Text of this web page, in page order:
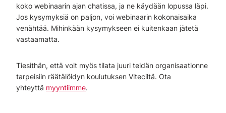
koko webinaarin ajan chatissa, ja ne käydään lopussa läpi.
Jos kysymyksiä on paljon, voi webinaarin kokonaisaika
venähtää. Mihinkään kysymykseen ei kuitenkaan jätetä
vastaamatta.
Tiesithän, että voit myös tilata juuri teidän organisaationne
tarpeisiin räätälöidyn koulutuksen Viteciltä. Ota
yhteyttä myyntiimme.